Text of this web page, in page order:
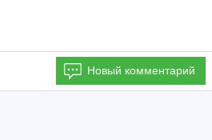
Новый комментарий